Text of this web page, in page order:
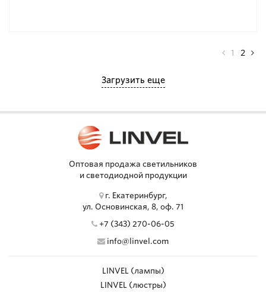
1 2
Загрузить еще
Оптовая продажа светильников
и светодиодной продукции
г. Екатеринбург,
ул. Основинская, 8, оф. 71
+7 (343) 270-06-05
info@linvel.com
LINVEL (лампы)
LINVEL (люстры)